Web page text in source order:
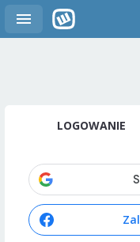
LOGOWANIE